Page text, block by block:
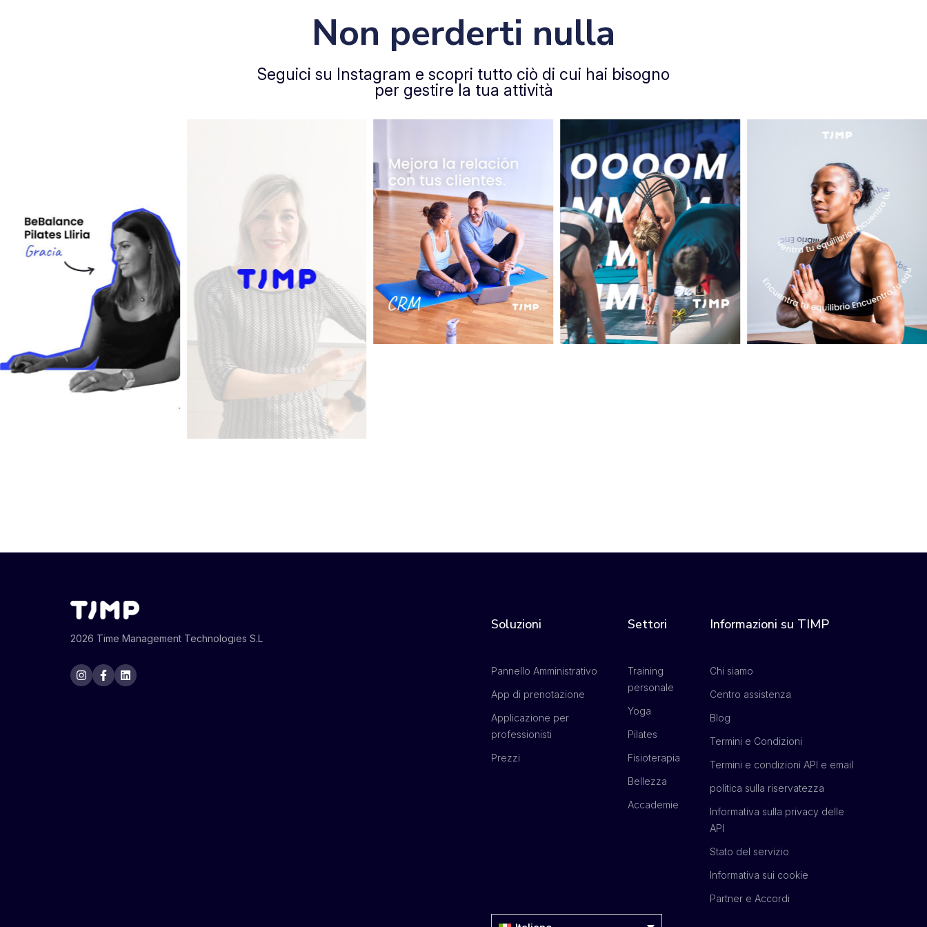
Non perderti nulla
Seguici su Instagram e scopri tutto ciò di cui hai bisogno
per gestire la tua attività
2026 Time Management Technologies S.L
Soluzioni
Pannello Amministrativo
App di prenotazione
Applicazione per
professionisti
Prezzi
Settori
Training
personale
Yoga
Pilates
Fisioterapia
Bellezza
Accademie
Informazioni su TIMP
Chi siamo
Centro assistenza
Blog
Termini e Condizioni
Termini e condizioni API e email
politica sulla riservatezza
Informativa sulla privacy delle
API
Stato del servizio
Informativa sui cookie
Partner e Accordi